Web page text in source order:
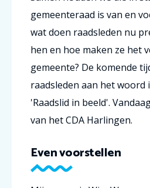
gemeenteraad is van en
wat doen raadsleden nu
hen en hoe maken ze het
gemeente? De komende
raadsleden aan het woord
'Raadslid in beeld'.
van het CDA Harlingen.
Even voorstellen